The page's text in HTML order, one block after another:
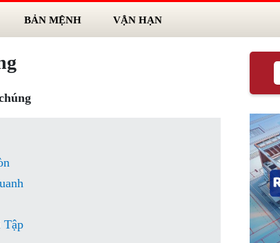
BẢN MỆNH VẬN HẠN
Tập